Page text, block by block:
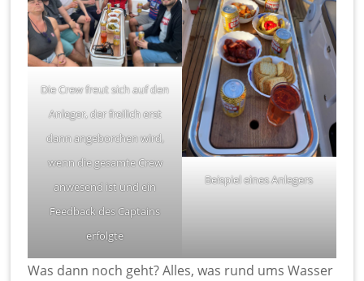
Die Crew freut sich auf den
Anleger, der freilich erst
dann angeborchen wird,
wenn die gesamte Crew
anwesend ist und ein
Feedback des Captains
erfolgte
Beispiel eines Anlegers
Was dann noch geht? Alles, was rund ums Wasser